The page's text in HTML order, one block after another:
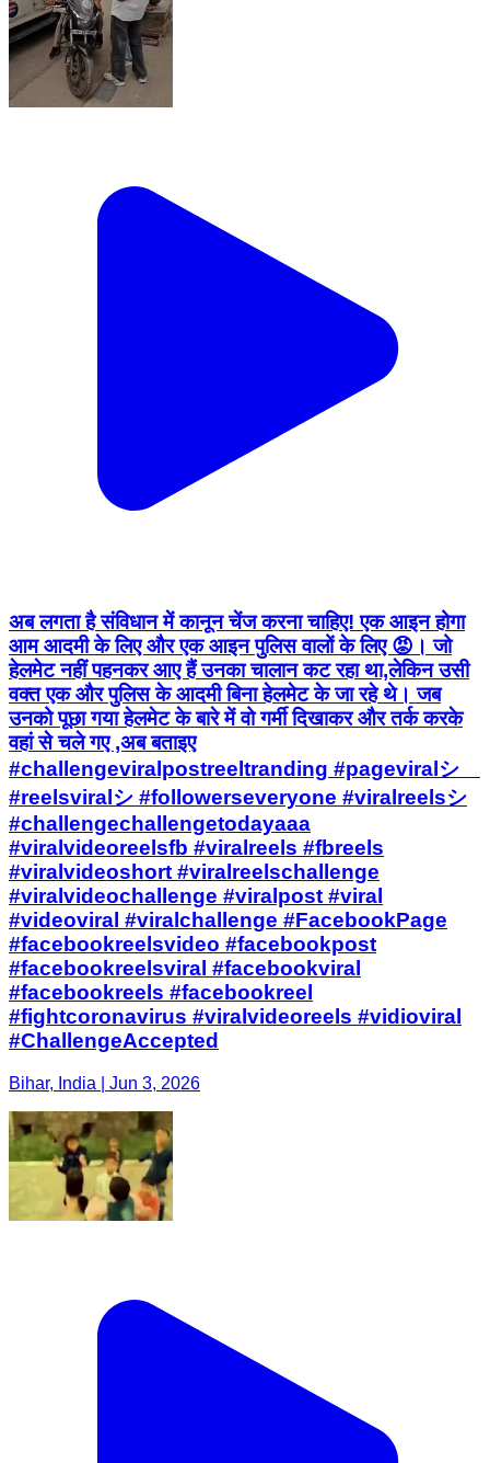
अब लगता है संविधान में कानून चेंज करना चाहिए! एक आइन होगा
आम आदमी के लिए और एक आइन पुलिस वालों के लिए 😡। जो
हेलमेट नहीं पहनकर आए हैं उनका चालान कट रहा था,लेकिन उसी
वक्त एक और पुलिस के आदमी बिना हेलमेट के जा रहे थे। जब
उनको पूछा गया हेलमेट के बारे में वो गर्मी दिखाकर और तर्क करके
वहां से चले गए ,अब बताइए
#challengeviralpostreeltranding #pageviralシ゚
#reelsviralシ #followerseveryone #viralreelsシ
#challengechallengetodayaaa
#viralvideoreelsfb #viralreels #fbreels
#viralvideoshort #viralreelschallenge
#viralvideochallenge #viralpost #viral
#videoviral #viralchallenge #FacebookPage
#facebookreelsvideo #facebookpost
#facebookreelsviral #facebookviral
#facebookreels #facebookreel
#fightcoronavirus #viralvideoreels #vidioviral
#ChallengeAccepted
Bihar, India | Jun 3, 2026